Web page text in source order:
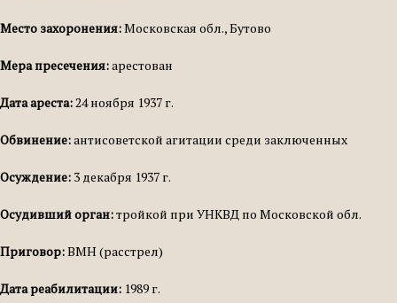
Место захоронения:Московская обл., Бутово
Мера пресечения:арестован
Дата ареста:24 ноября 1937 г.
Обвинение:антисоветской агитации среди заключенных
Осуждение: 3 декабря 1937 г.
Осудивший орган:тройкой при УНКВД по Московской обл.
Приговор:ВМН (расстрел)
Дата реабилитации: 1989 г.